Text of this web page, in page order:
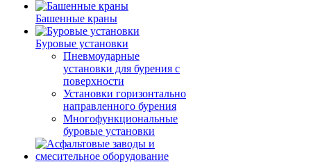
Башенные краны
Буровые установки
Пневмоударные
установки для бурения с
поверхности
Установки горизонтально
направленного бурения
Многофункциональные
буровые установки